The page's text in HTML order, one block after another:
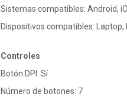
Sistemas compatibles: Android,
Dispositivos compatibles:
Controles
Botón DPI: Sí
Número de botones: 7